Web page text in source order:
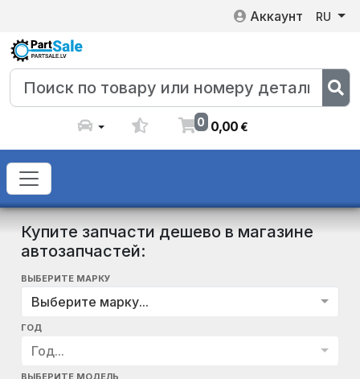
Аккаунт RU
0 0,00€
Купите запчасти дешево в магазине
автозапчастей:
ВЫБЕРИТЕ МАРКУ
Выберите марку...
ГОД
Год...
ВЫБЕРИТЕ МОДЕЛЬ